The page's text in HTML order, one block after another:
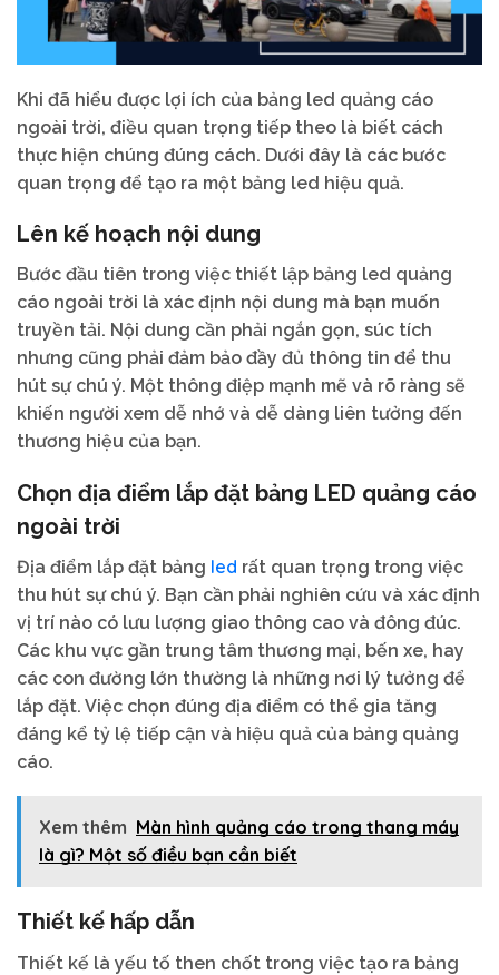
Khi đã hiểu được lợi ích của bảng led quảng cáo
ngoài trời, điều quan trọng tiếp theo là biết cách
thực hiện chúng đúng cách. Dưới đây là các bước
quan trọng để tạo ra một bảng led hiệu quả.
Lên kế hoạch nội dung
Bước đầu tiên trong việc thiết lập bảng led quảng
cáo ngoài trời là xác định nội dung mà bạn muốn
truyền tải. Nội dung cần phải ngắn gọn, súc tích
nhưng cũng phải đảm bảo đầy đủ thông tin để thu
hút sự chú ý. Một thông điệp mạnh mẽ và rõ ràng sẽ
khiến người xem dễ nhớ và dễ dàng liên tưởng đến
thương hiệu của bạn.
Chọn địa điểm lắp đặt bảng LED quảng cáo
ngoài trời
Địa điểm lắp đặt bảng led rất quan trọng trong việc
thu hút sự chú ý. Bạn cần phải nghiên cứu và xác định
vị trí nào có lưu lượng giao thông cao và đông đúc.
Các khu vực gần trung tâm thương mại, bến xe, hay
các con đường lớn thường là những nơi lý tưởng để
lắp đặt. Việc chọn đúng địa điểm có thể gia tăng
đáng kể tỷ lệ tiếp cận và hiệu quả của bảng quảng
cáo.
Xem thêm Màn hình quảng cáo trong thang máy
là gì? Một số điều bạn cần biết
Thiết kế hấp dẫn
Thiết kế là yếu tố then chốt trong việc tạo ra bảng